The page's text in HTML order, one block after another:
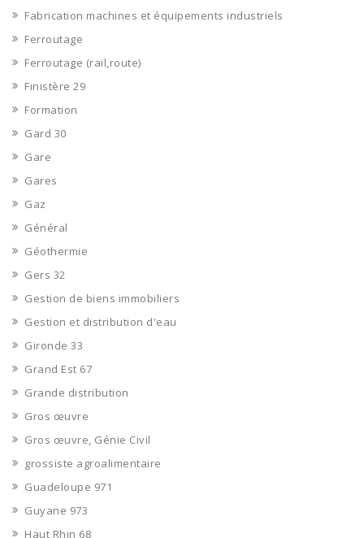
Fabrication machines et équipements industriels
Ferroutage
Ferroutage (rail,route)
Finistère 29
Formation
Gard 30
Gare
Gares
Gaz
Général
Géothermie
Gers 32
Gestion de biens immobiliers
Gestion et distribution d'eau
Gironde 33
Grand Est 67
Grande distribution
Gros œuvre
Gros œuvre, Génie Civil
grossiste agroalimentaire
Guadeloupe 971
Guyane 973
Haut Rhin 68